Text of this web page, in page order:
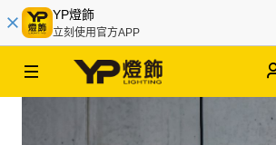
YP燈飾
立刻使用官方APP